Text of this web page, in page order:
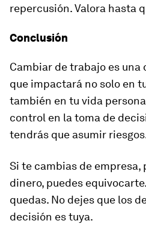
repercusión. Valora hasta
Conclusión
Cambiar de trabajo es
que impactará no solo en
también en tu vida
control en la toma de
tendrás que asumir
Si te cambias de empresa,
dinero, puedes
quedas. No dejes que los
decisión es tuya.